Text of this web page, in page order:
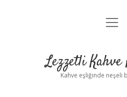
Anasayfa
Yasal
Lezzetli
Kahve eşliğinde neşeli